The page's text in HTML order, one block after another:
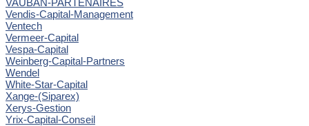
Vendis-Capital-Management
Ventech
Vermeer-Capital
Vespa-Capital
Weinberg-Capital-Partners
Wendel
White-Star-Capital
Xange-(Siparex)
Xerys-Gestion
Yrix-Capital-Conseil